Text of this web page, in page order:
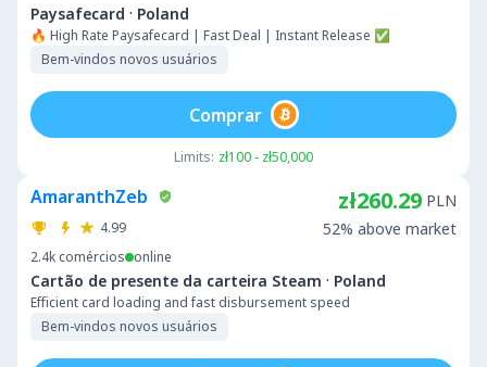
Paysafecard · Poland
🔥 High Rate Paysafecard | Fast Deal | Instant Release ✅
Bem-vindos novos usuários
Limits: zł100 - zł50,000
Comprar
AmaranthZeb
4.99
2.4k comércios online
Cartão de presente da carteira Steam · Poland
Efficient card loading and fast disbursement speed
Bem-vindos novos usuários
zł260.29 PLN
52% above market